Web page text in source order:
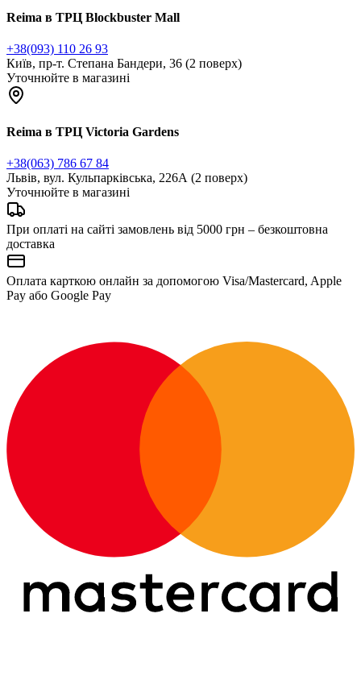
Reima в ТРЦ Blockbuster Mall
+38(093) 110 26 93
Київ, пр-т. Степана Бандери, 36 (2 поверх)
Уточнюйте в магазині
Reima в ТРЦ Victoria Gardens
+38(063) 786 67 84
Львів, вул. Кульпарківська, 226А (2 поверх)
Уточнюйте в магазині
При оплаті на сайті замовлень від 5000 грн – безкоштовна
доставка
Оплата карткою онлайн за допомогою Visa/Mastercard, Apple
Pay або Google Pay